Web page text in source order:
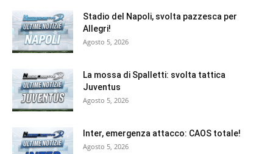
Stadio del Napoli, svolta pazzesca per
Allegri!
Agosto 5, 2026
La mossa di Spalletti: svolta tattica
Juventus
Agosto 5, 2026
Inter, emergenza attacco: CAOS totale!
Agosto 5, 2026